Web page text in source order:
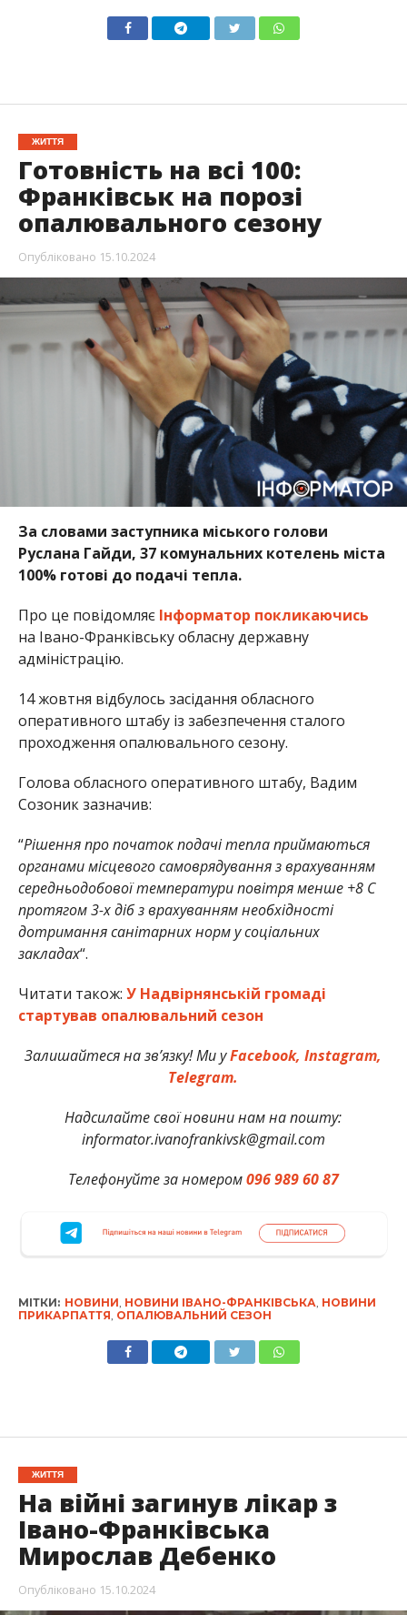
ЖИТТЯ
Готовність на всі 100:
Франківськ на порозі
опалювального сезону
Опубліковано 15.10.2024
За словами заступника міського голови
Руслана Гайди, 37 комунальних котелень міста
100% готові до подачі тепла.
Про це повідомляє Інформатор покликаючись
на Івано-Франківську обласну державну
адміністрацію.
14 жовтня відбулось засідання обласного
оперативного штабу із забезпечення сталого
проходження опалювального сезону.
Голова обласного оперативного штабу, Вадим
Созоник зазначив:
“Рішення про початок подачі тепла приймаються
органами місцевого самоврядування з врахуванням
середньодобової температури повітря менше +8 С
протягом 3-х діб з врахуванням необхідності
дотримання санітарних норм у соціальних
закладах“.
Читати також: У Надвірнянській громаді
стартував опалювальний сезон
Залишайтеся на зв’язку! Ми уFacebook, Instagram,
Telegram.
Надсилайте свої новини нам на пошту:
informator.ivanofrankivsk@gmail.com
Телефонуйте за номером096 989 60 87
МІТКИ: НОВИНИ НОВИНИ ІВАНО-ФРАНКІВСЬКА НОВИНИ
ПРИКАРПАТТЯ ОПАЛЮВАЛЬНИЙ СЕЗОН
ЖИТТЯ
На війні загинув лікар з
Івано-Франківська
Мирослав Дебенко
Опубліковано 15.10.2024